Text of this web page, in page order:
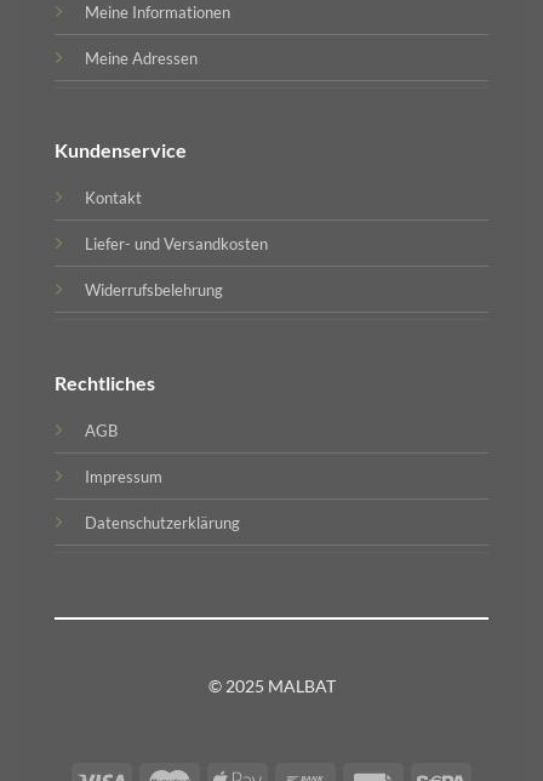
Meine Informationen
Meine Adressen
Kundenservice
Kontakt
Liefer- und Versandkosten
Widerrufsbelehrung
Rechtliches
AGB
Impressum
Datenschutzerklärung
© 2025 MALBAT